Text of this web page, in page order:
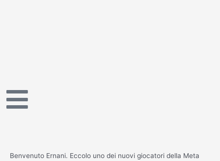
Benvenuto Ernani. Eccolo uno dei nuovi giocatori della Meta